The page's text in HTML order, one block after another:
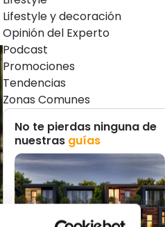
Lifestyle y decoración
Opinión del Experto
Podcast
Promociones
Tendencias
Zonas Comunes
No te pierdas ninguna de
nuestras guías